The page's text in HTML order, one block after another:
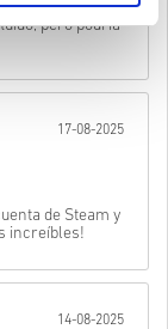
Enviar
pero podría
17-08-2025
de Steam y
increíbles!
14-08-2025